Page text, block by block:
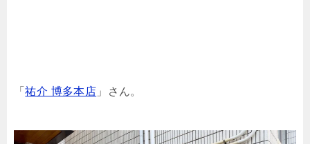
「祐介 博多本店 」さん。